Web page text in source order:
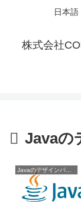
株式会社
日本語
Javaの
Javaのデザインパターン